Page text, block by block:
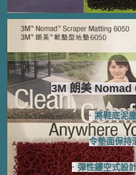
3M 朗美 Nomad
· 將鞋底泥
令墊面保持
· 彈性鏤空式設